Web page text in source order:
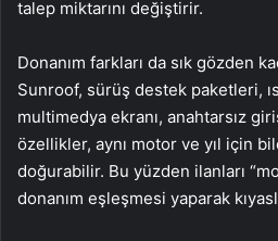
talep miktarını değiştirir.
Donanım farkları da sık gözden
Sunroof, sürüş destek paketleri,
multimedya ekranı, anahtarsız
özellikler, aynı motor ve yıl için
doğurabilir. Bu yüzden ilanları
donanım eşleşmesi yaparak